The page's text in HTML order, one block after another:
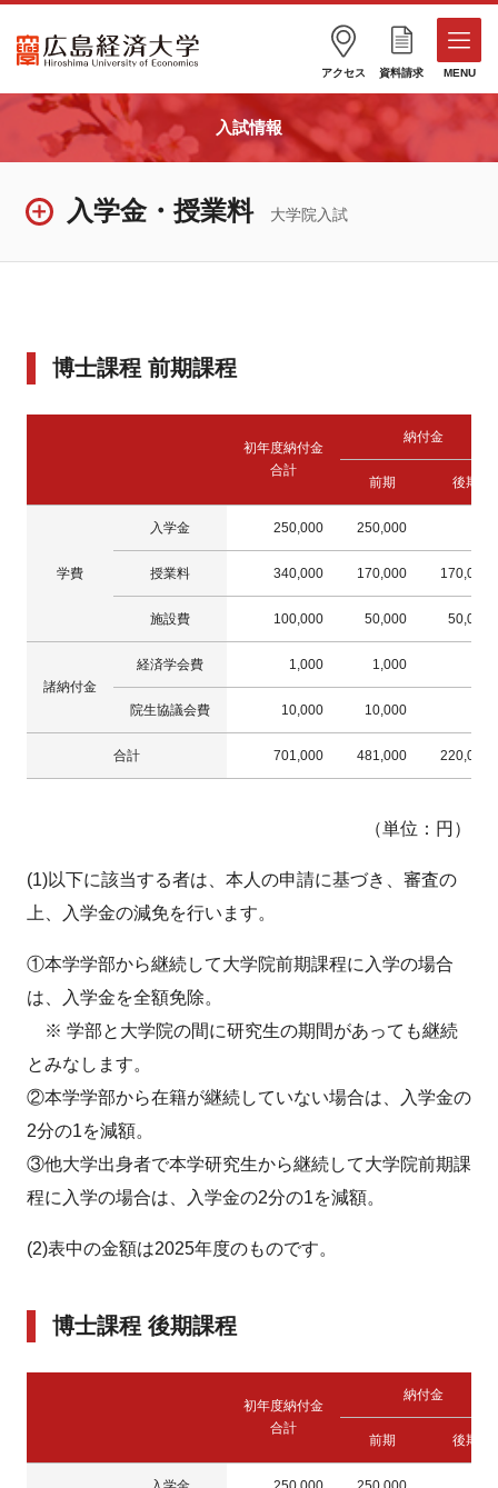
アクセス 資料請求 MENU
入試情報
入学金・授業料 大学院入試
博士課程 前期課程
初年度納付金
合計
納付金
前期 後期
学費
入学金 250,000 250,000
授業料 340,000 170,000 170,000
施設費 100,000 50,000 50,000
諸納付金
経済学会費 1,000 1,000
院生協議会費 10,000 10,000
合計 701,000 481,000 220,000
（単位：円）
(1)以下に該当する者は、本人の申請に基づき、審査の
上、入学金の減免を行います。
①本学学部から継続して大学院前期課程に入学の場合
は、入学金を全額免除。
※ 学部と大学院の間に研究生の期間があっても継続
とみなします。
②本学学部から在籍が継続していない場合は、入学金の
2分の1を減額。
③他大学出身者で本学研究生から継続して大学院前期課
程に入学の場合は、入学金の2分の1を減額。
(2)表中の金額は2025年度のものです。
博士課程 後期課程
初年度納付金
合計
納付金
前期 後期